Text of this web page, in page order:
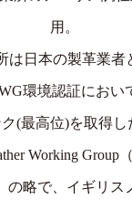
用。
は日本の製革業者
環境認証におい
(最高位)を取得し
Working Group
の略で、イギリス